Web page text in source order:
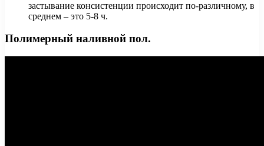
застывание консистенции происходит по-различному, в
среднем – это 5-8 ч.
Полимерный наливной пол.